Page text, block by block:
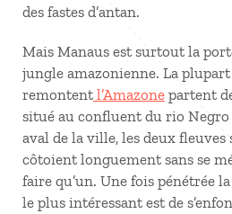
des fastes d’antan.
Mais Manaus est surtout la
jungle amazonienne. La
remontent l’Amazone partent
situé au confluent du rio
aval de la ville, les deux
côtoient longuement sans se
faire qu’un. Une fois pénétrée
le plus intéressant est de